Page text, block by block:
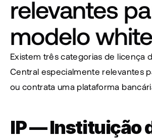
relevantes
modelo
Existem três categorias de licença
Central especialmente relevantes
ou contrata uma plataforma
IP — Instituição